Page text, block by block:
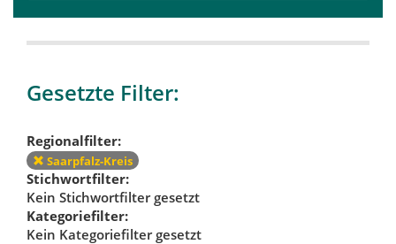
Gesetzte Filter:
Regionalfilter:
Saarpfalz-Kreis
Stichwortfilter:
Kein Stichwortfilter gesetzt
Kategoriefilter:
Kein Kategoriefilter gesetzt